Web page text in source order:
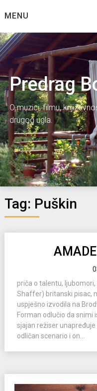
toMENU
Predrag
O muzici, filmu,
drugog ugla.
Tag: Puškin
priča o talentu,
Shaffer) britanski pisac,
uspješno izvodila na
Forman odlučio da snimi
sjajan režiser
odličan scenario i on...